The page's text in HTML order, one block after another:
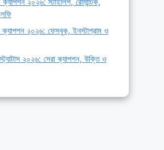
২০২৬: স্টাইলিশ, রোমান্টিক,
ক্যাপশন ২০২৬: ফেসবুক, ইনস্টাগ্রাম ও
২০২৬: সেরা ক্যাপশন, উক্তি ও